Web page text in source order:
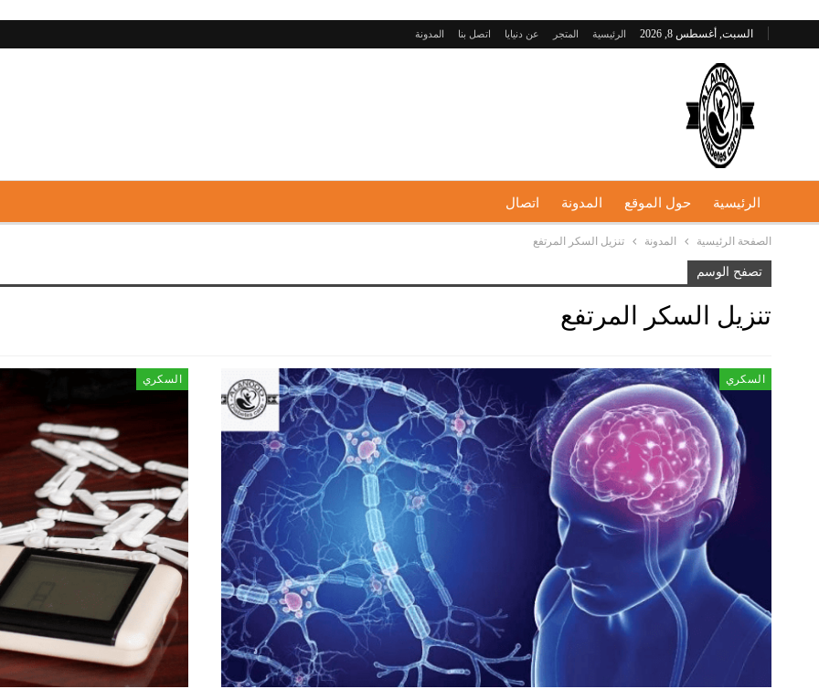
السبت, أغسطس 8, 2026 الرئيسية المتجر عن دنيايا اتصل بنا المدونة
الرئيسية حول الموقع المدونة اتصال
الصفحة الرئيسية المدونة تنزيل السكر المرتفع
تصفح الوسم
تنزيل السكر المرتفع
السكري السكري